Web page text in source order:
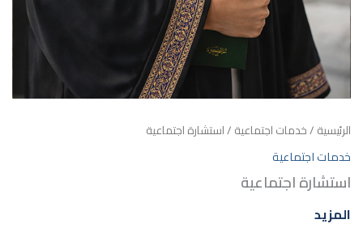
الرئيسية /خدمات اجتماعية / استشارة اجتماعية
خدمات اجتماعية
استشارة اجتماعية
المزيد